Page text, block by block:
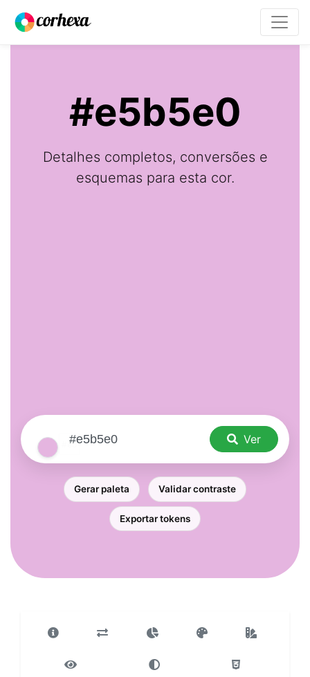
#e5b5e0
Detalhes completos, conversões e
esquemas para esta cor.
Ver
Gerar paleta Validar contraste
Exportar tokens